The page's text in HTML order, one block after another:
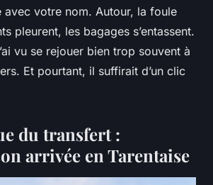
avec votre nom. Autour, la foule
pleurent, les bagages s’entassent.
vu se rejouer bien trop souvent à
Et pourtant, il suffirait d’un clic
du transfert :
arrivée en Tarentaise